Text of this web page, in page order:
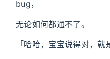
bug，
无论如何都通不了。
「哈哈，宝宝说得对，就